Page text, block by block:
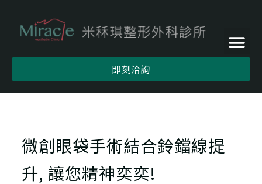
即刻洽詢
微創眼袋手術結合鈴鐺線提
升, 讓您精神奕奕!